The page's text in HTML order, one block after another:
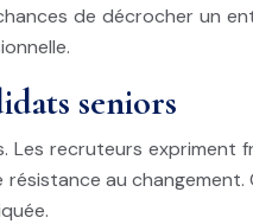
de décrocher un
seniors
Les recruteurs
au